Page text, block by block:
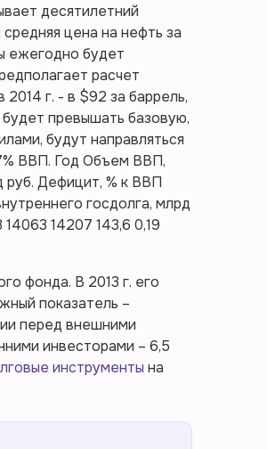
десятилетний
цена на нефть за
ежегодно будет
расчет
г. - в $92 за баррель,
будет превышать базовую,
будут направляться
ВВП. Год Объем ВВП,
руб. Дефицит, % к ВВП
госдолга, млрд
14207 143,6 0,19
фонда. В 2013 г. его
показатель –
перед внешними
инвесторами – 6,5
инструменты на